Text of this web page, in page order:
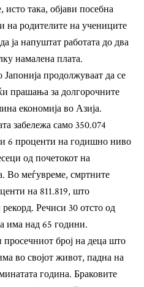
така, објави посебна
на родителите на учениците
ја напуштат работата до два
намалена плата.
продолжуваат да се
прашања за долгорочните
економија во Азија.
забележа само 350.074
6 проценти на годишно ниво
од почетокот на
Во меѓувреме, смртните
на 811.819, што
Речиси 30 отсто од
има над 65 години.
број на деца што
во својот живот, падна на
година. Браковите